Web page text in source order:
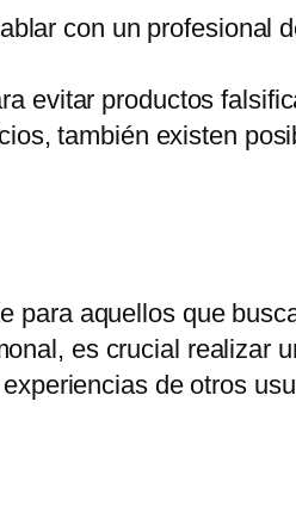
con un profesional
evitar productos
también existen
para aquellos que
es crucial realizar
de otros